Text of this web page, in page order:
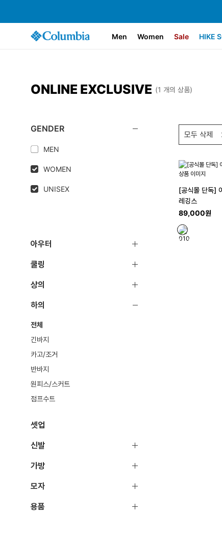
Men Women Sale HIKE
ONLINE EXCLUSIVE (1 개의 상품)
GENDER
MEN
WOMEN
UNISEX
아우터
쿨링
상의
하의
전체
긴바지
카고/조거
반바지
원피스/스커트
점프수트
셋업
신발
가방
모자
용품
모두 삭제
[공식몰 단독]
레깅스
89,000원